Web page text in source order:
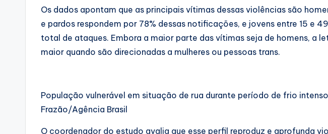
Os dados apontam que as principais vítimas dessas violências são
e pardos respondem por 78% dessas notificações, e jovens entre 15 e
total de ataques. Embora a maior parte das vítimas seja de homens, a
maior quando são direcionadas a mulheres ou pessoas trans.
População vulnerável em situação de rua durante período de frio
Frazão/Agência Brasil
O coordenador do estudo avalia que esse perfil reproduz e aprofunda